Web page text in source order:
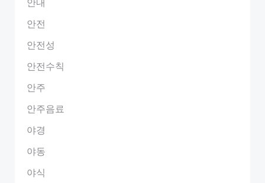
안전
안전성
안전수칙
안주
안주음료
야경
야동
야식